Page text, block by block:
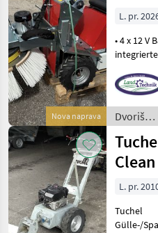
Nova naprava
PRO
L. pr.
• 4 x 12 V
rückwärts • elektrische
6, 50 - 8 •
seitlic
Dvoriščna
/
Clean
L. pr.
Tuchel
Gülle-/